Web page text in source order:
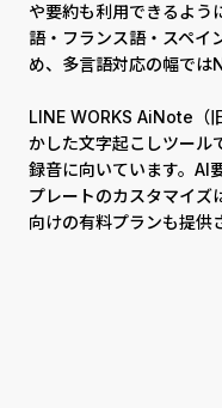
や要約も利用できるよう
語・フランス語・スペイ
め、多言語対応の幅では
LINE WORKS AiNote（
かした文字起こしツール
録音に向いています。AI
プレートのカスタマイズ
向けの有料プランも提供